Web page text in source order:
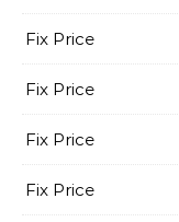
Fix Price
Fix Price
Fix Price
Fix Price